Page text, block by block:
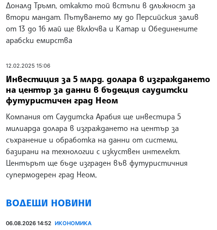
Доналд Тръмп, откакто той встъпи в длъжност за
втори мандат. Пътуването му до Персийския залив
от 13 до 16 май ще включва и Катар и Обединените
арабски емирства
12.02.2025 15:06
Инвестиция за 5 млрд. долара в изграждането
на център за данни в бъдещия саудитски
футуристичен град Неом
Компания от Саудитска Арабия ще инвестира 5
милиарда долара в изграждането на център за
съхранение и обработка на данни от системи,
базирани на технологии с изкуствен интелект.
Центърът ще бъде изграден във футуристичния
супермодерен град Неом,
ВОДЕЩИ НОВИНИ
06.08.2026 14:52 ИКОНОМИКА